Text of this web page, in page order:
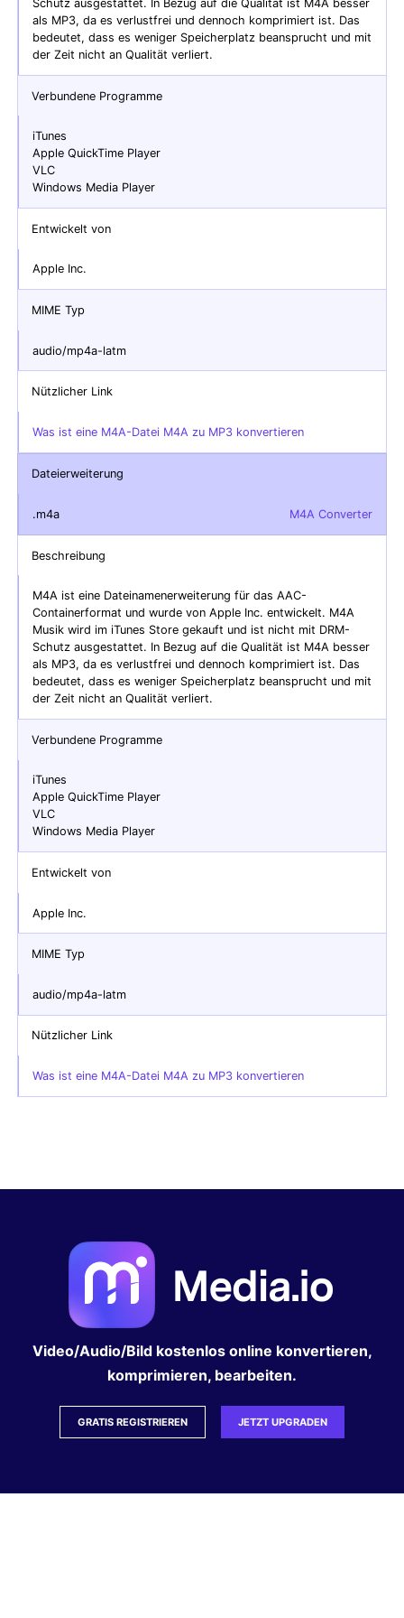
Schutz ausgestattet. In Bezug auf die Qualität ist M4A besser
als MP3, da es verlustfrei und dennoch komprimiert ist. Das
bedeutet, dass es weniger Speicherplatz beansprucht und mit
der Zeit nicht an Qualität verliert.
Verbundene Programme
iTunes
Apple QuickTime Player
VLC
Windows Media Player
Entwickelt von
Apple Inc.
MIME Typ
audio/mp4a-latm
Nützlicher Link
Was ist eine M4A-Datei M4A zu MP3 konvertieren
Dateierweiterung
.m4a M4A Converter
Beschreibung
M4A ist eine Dateinamenerweiterung für das AAC-
Containerformat und wurde von Apple Inc. entwickelt. M4A
Musik wird im iTunes Store gekauft und ist nicht mit DRM-
Schutz ausgestattet. In Bezug auf die Qualität ist M4A besser
als MP3, da es verlustfrei und dennoch komprimiert ist. Das
bedeutet, dass es weniger Speicherplatz beansprucht und mit
der Zeit nicht an Qualität verliert.
Verbundene Programme
iTunes
Apple QuickTime Player
VLC
Windows Media Player
Entwickelt von
Apple Inc.
MIME Typ
audio/mp4a-latm
Nützlicher Link
Was ist eine M4A-Datei M4A zu MP3 konvertieren
Video/Audio/Bild kostenlos online konvertieren,
komprimieren, bearbeiten.
GRATIS REGISTRIEREN JETZT UPGRADEN